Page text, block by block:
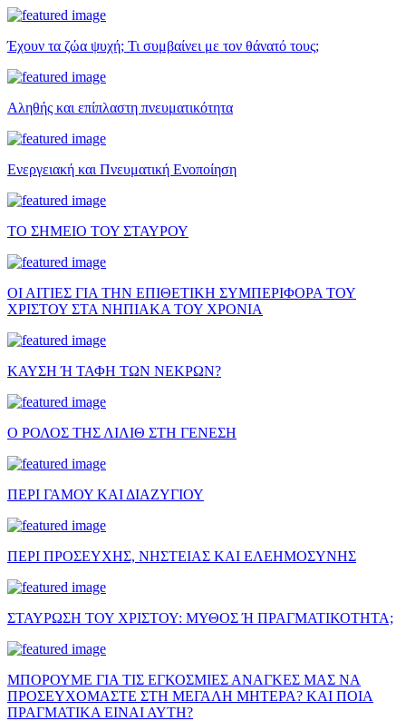
Έχουν τα ζώα ψυχή; Τι συμβαίνει με τον θάνατό τους;
Αληθής και επίπλαστη πνευματικότητα
Ενεργειακή και Πνευματική Ενοποίηση
ΤΟ ΣΗΜΕΙΟ ΤΟΥ ΣΤΑΥΡΟΥ
ΟΙ ΑΙΤΙΕΣ ΓΙΑ ΤΗΝ ΕΠΙΘΕΤΙΚΗ ΣΥΜΠΕΡΙΦΟΡΑ ΤΟΥ
ΧΡΙΣΤΟΥ ΣΤΑ ΝΗΠΙΑΚΑ ΤΟΥ ΧΡΟΝΙΑ
ΚΑΥΣΗ Ή ΤΑΦΗ ΤΩΝ ΝΕΚΡΩΝ?
Ο ΡΟΛΟΣ ΤΗΣ ΛΙΛΙΘ ΣΤΗ ΓΕΝΕΣΗ
ΠΕΡΙ ΓΑΜΟΥ ΚΑΙ ΔΙΑΖΥΓΙΟΥ
ΠΕΡΙ ΠΡΟΣΕΥΧΗΣ, ΝΗΣΤΕΙΑΣ ΚΑΙ ΕΛΕΗΜΟΣΥΝΗΣ
ΣΤΑΥΡΩΣΗ ΤΟΥ ΧΡΙΣΤΟΥ: ΜΥΘΟΣ Ή ΠΡΑΓΜΑΤΙΚΟΤΗΤΑ;
ΜΠΟΡΟΥΜΕ ΓΙΑ ΤΙΣ ΕΓΚΟΣΜΙΕΣ ΑΝΑΓΚΕΣ ΜΑΣ ΝΑ
ΠΡΟΣΕΥΧΟΜΑΣΤΕ ΣΤΗ ΜΕΓΑΛΗ ΜΗΤΕΡΑ? ΚΑΙ ΠΟΙΑ
ΠΡΑΓΜΑΤΙΚΑ ΕΙΝΑΙ ΑΥΤΗ?